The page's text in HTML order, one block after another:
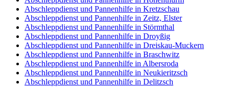
Abschleppdienst und Pannenhilfe in Kretzschau
Abschleppdienst und Pannenhilfe in Zeitz, Elster
Abschleppdienst und Pannenhilfe in Störmthal
Abschleppdienst und Pannenhilfe in Droyßig
Abschleppdienst und Pannenhilfe in Dreiskau-Muckern
Abschleppdienst und Pannenhilfe in Braschwitz
Abschleppdienst und Pannenhilfe in Albersroda
Abschleppdienst und Pannenhilfe in Neukieritzsch
Abschleppdienst und Pannenhilfe in Delitzsch